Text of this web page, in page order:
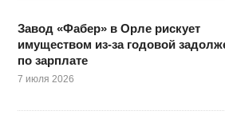
Завод «Фабер» в Орле рискует
имуществом из-за годовой
по зарплате
7 июля 2026